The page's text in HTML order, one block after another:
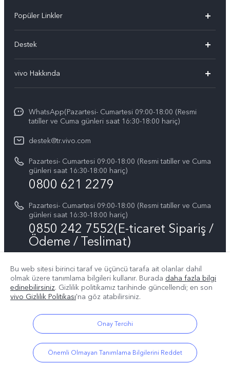
Popüler Linkler
vivo X300
vivo V60 5G
vivo X200 FE
Tüm Modeller
Destek
Yetkili Servis Noktalarımız
IMEI kimlik doğrulaması
Yedek Parçaların Fiyatı
Başlangıç ve Kullanım ​​Kılavuzu
Garanti Politikamız
Müşteri Hizmetleri Gizlilik Beyanı
vivo Hakkında
vivo'da Kariyer
Basın
Yasal Bildirimler
Hakkımızda
Sürdürülebilirlik
vivo Gizlilik Merkezi
WhatsApp(Pazartesi- Cumartesi 09:00-18:00 (Resmi
tatiller ve Cuma günleri saat 16:30-18:00 hariç)
destek@tr.vivo.com
Pazartesi- Cumartesi 09:00-18:00 (Resmi tatiller ve Cuma
günleri saat 16:30-18:00 hariç)
0800 621 2279
Pazartesi- Cumartesi 09:00-18:00 (Resmi tatiller ve Cuma
günleri saat 16:30-18:00 hariç)
0850 242 7552(E-ticaret Sipariş /
Ödeme / Teslimat)
Bizin takip edin
Türkiye | Ülke/bölge seçin
Bu web sitesi birinci taraf ve üçüncü tarafa ait olanlar dahil
olmak üzere tanımlama bilgileri kullanır. Burada daha fazla bilgi
edinebilirsiniz. Gizlilik politikamıztarihinde güncellendi; en son
vivo Gizlilik Politikası'na göz atabilirsiniz.
Onay Tercihi
Önemli Olmayan Tanımlama Bilgilerini Reddet